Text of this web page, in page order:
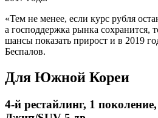
«Тем не менее, если курс рубля
а господдержка рынка сохранится,
шансы показать прирост и в 2019
Беспалов.
Для Южной Кореи
4-й рестайлинг, 1